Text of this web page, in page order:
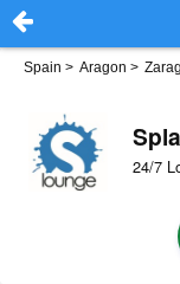
Spain > Aragon >
24/7